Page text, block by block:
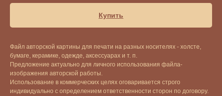
Купить
Файл авторской картины для печати на разных носителях - холсте,
бумаге, керамике, одежде, аксессуарах и т. п.
Предложение актуально для личного использования файла-
изображения авторской работы.
Использование в коммерческих целях оговаривается строго
индивидуально с определением ответственности сторон по договору.